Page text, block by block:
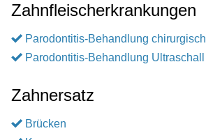
Zahnfleischerkrankungen
Parodontitis-Behandlung chirurgisch
Parodontitis-Behandlung Ultraschall
Zahnersatz
Brücken